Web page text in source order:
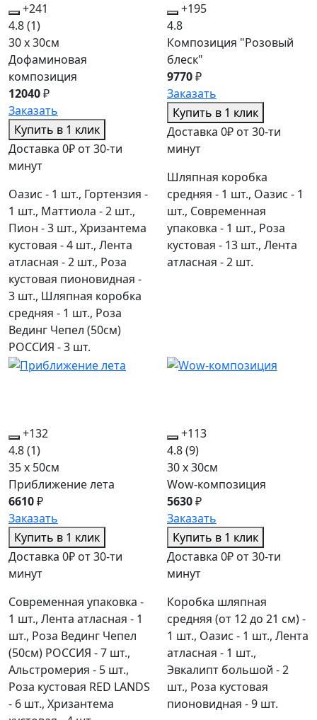
+241
4.8(1)
30 x 30см
Дофаминовая
композиция
12040₽
Заказать
Купить в 1 клик
Доставка 0₽ от 30-ти
минут
Оазис - 1 шт., Гортензия -
1 шт., Маттиола - 2 шт.,
Пион - 3 шт., Хризантема
кустовая - 4 шт., Лента
атласная - 2 шт., Роза
кустовая пионовидная -
3 шт., Шляпная коробка
средняя - 1 шт., Роза
Вединг Чепел (50см)
РОССИЯ - 3 шт.
+195
4.8
Композиция "Розовый
блеск"
9770₽
Заказать
Купить в 1 клик
Доставка 0₽ от 30-ти
минут
Шляпная коробка
средняя - 1 шт., Оазис - 1
шт., Современная
упаковка - 1 шт., Роза
кустовая - 13 шт., Лента
атласная - 2 шт.
+132
4.8(1)
35 x 50см
Приближение лета
6610₽
Заказать
Купить в 1 клик
Доставка 0₽ от 30-ти
минут
Современная упаковка -
1 шт., Лента атласная - 1
шт., Роза Вединг Чепел
(50см) РОССИЯ - 7 шт.,
Альстромерия - 5 шт.,
Роза кустовая RED LANDS
- 6 шт., Хризантема
+113
4.8(9)
30 x 30см
Wow-композиция
5630₽
Заказать
Купить в 1 клик
Доставка 0₽ от 30-ти
минут
Коробка шляпная
средняя (от 12 до 21 см) -
1 шт., Оазис - 1 шт., Лента
атласная - 1 шт.,
Эвкалипт большой - 2
шт., Роза кустовая
пионовидная - 9 шт.